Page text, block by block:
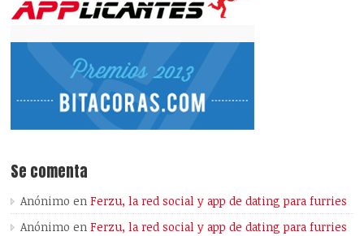
Se comenta
Anónimo enFerzu, la red social y app de dating para furries
Anónimo enFerzu, la red social y app de dating para furries